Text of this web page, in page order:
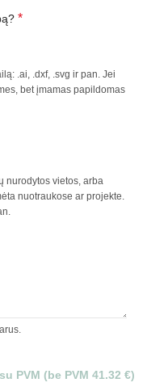
*
.ai, .dxf, .svg ir pan. Jei
bet įmamas papildomas
nurodytos vietos, arba
nuotraukose ar projekte.
PVM (be PVM 41.32 €)